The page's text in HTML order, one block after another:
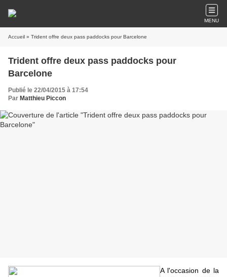
MENU
Accueil » Trident offre deux pass paddocks pour Barcelone
Trident offre deux pass paddocks pour
Barcelone
Publié le 22/04/2015 à 17:54
Par Matthieu Piccon
A l'occasion de la